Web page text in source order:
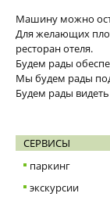
Машину можно
Для желающих
ресторан отеля.
Будем рады
Мы будем рады
Будем рады
СЕРВИСЫ
паркинг
экскурсии